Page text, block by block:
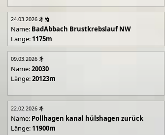
24.03.2026
Name: BadAbbach Brustkrebslauf NW
Länge: 1175m
09.03.2026
Name:20030
Länge:20123m
22.02.2026
Name: Pollhagen kanal hülshagen zurück
Länge: 11900m